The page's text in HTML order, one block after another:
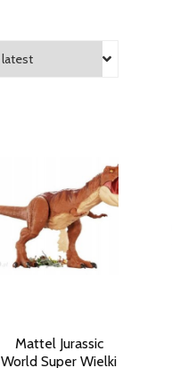
Mattel Jurassic
World Super Wielki